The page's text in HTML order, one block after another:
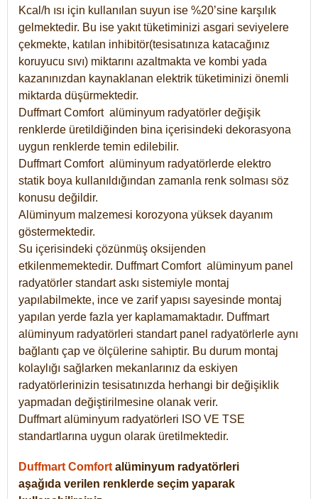
Kcal/h ısı için kullanılan suyun ise %20’sine karşılık
gelmektedir. Bu ise yakıt tüketiminizi asgari seviyelere
çekmekte, katılan inhibitör(tesisatınıza katacağınız
koruyucu sıvı) miktarını azaltmakta ve kombi yada
kazanınızdan kaynaklanan elektrik tüketiminizi önemli
miktarda düşürmektedir.
Duffmart Comfort alüminyum radyatörler değişik
renklerde üretildiğinden bina içerisindeki dekorasyona
uygun renklerde temin edilebilir.
DuffmartComfort alüminyum radyatörlerde elektro
statik boya kullanıldığından zamanla renk solması söz
konusu değildir.
Alüminyum malzemesi korozyona yüksek dayanım
göstermektedir.
Su içerisindeki çözünmüş oksijenden
etkilenmemektedir. DuffmartComfort alüminyum panel
radyatörler standart askı sistemiyle montaj
yapılabilmekte, ince ve zarif yapısı sayesinde montaj
yapılan yerde fazla yer kaplamamaktadır. Duffmart
alüminyum radyatörleri standart panel radyatörlerle aynı
bağlantı çap ve ölçülerine sahiptir. Bu durum montaj
kolaylığı sağlarken mekanlarınız da eskiyen
radyatörlerinizin tesisatınızda herhangi bir değişiklik
yapmadan değiştirilmesine olanak verir.
Duffmart alüminyum radyatörleri ISO VE TSE
standartlarına uygun olarak üretilmektedir.
Duffmart Comfort alüminyum radyatörleri
aşağıda verilen renklerde seçim yaparak